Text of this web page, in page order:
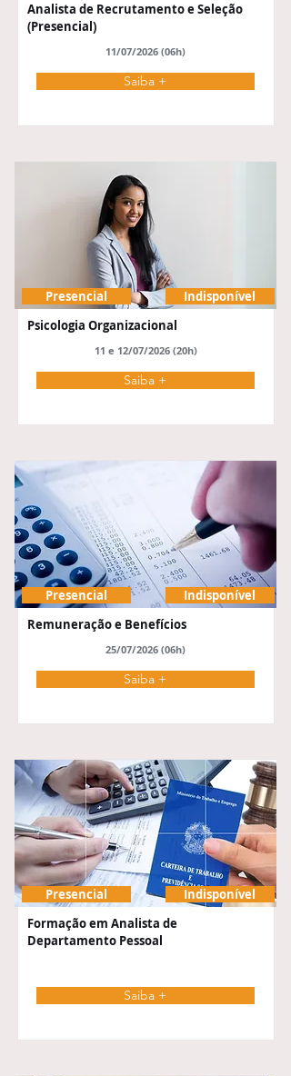
Analista de Recrutamento e Seleção
(Presencial)
11/07/2026 (06h)
Saiba +
Indisponível
Presencial
Psicologia Organizacional
11 e 12/07/2026 (20h)
Saiba +
Indisponível
Presencial
Remuneração e Benefícios
25/07/2026 (06h)
Saiba +
Indisponível
Presencial
Formação em Analista de
Departamento Pessoal
Saiba +